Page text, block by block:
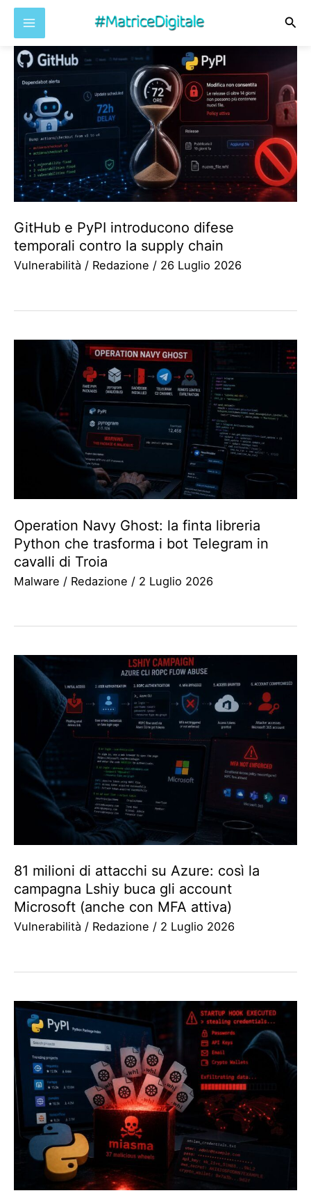
contenuto
GitHub e PyPI introducono difese
temporali contro la supply chain
Vulnerabilità / Redazione / 26 Luglio 2026
Operation Navy Ghost: la finta libreria
Python che trasforma i bot Telegram in
cavalli di Troia
Malware / Redazione / 2 Luglio 2026
81 milioni di attacchi su Azure: così la
campagna Lshiy buca gli account
Microsoft (anche con MFA attiva)
Vulnerabilità / Redazione / 2 Luglio 2026